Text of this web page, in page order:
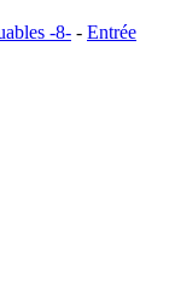
-8- - Entrée